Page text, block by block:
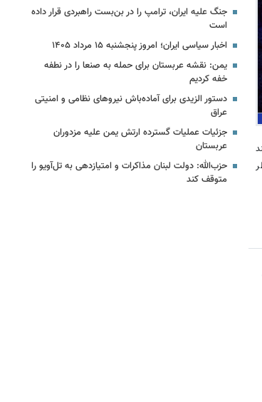
جنگ علیه ایران، ترامپ را در بن‌بست راهبردی قرار داده
است
اخبار سیاسی ایران؛ امروز پنجشنبه ۱۵ مرداد ۱۴۰۵
یمن: نقشه عربستان برای حمله به صنعا را در نطفه
خفه کردیم
دستور الزیدی برای آماده‌باش نیروهای نظامی و امنیتی
عراق
جزئیات عملیات گسترده ارتش یمن علیه مزدوران
عربستان
حزب‌الله: دولت لبنان مذاکرات و امتیازدهی به تل‌آویو را
متوقف کند